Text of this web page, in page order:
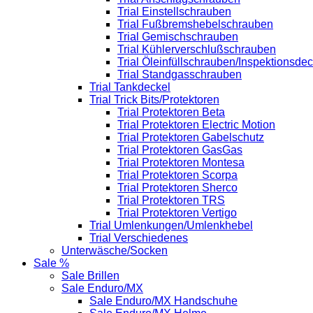
Trial Einstellschrauben
Trial Fußbremshebelschrauben
Trial Gemischschrauben
Trial Kühlerverschlußschrauben
Trial Öleinfüllschrauben/
Trial Standgasschrauben
Trial Tankdeckel
Trial Trick Bits/Protektoren
Trial Protektoren Beta
Trial Protektoren Electric Motion
Trial Protektoren Gabelschutz
Trial Protektoren GasGas
Trial Protektoren Montesa
Trial Protektoren Scorpa
Trial Protektoren Sherco
Trial Protektoren TRS
Trial Protektoren Vertigo
Trial Umlenkungen/Umlenkhebel
Trial Verschiedenes
Unterwäsche/Socken
Sale %
Sale Brillen
Sale Enduro/MX
Sale Enduro/MX Handschuhe